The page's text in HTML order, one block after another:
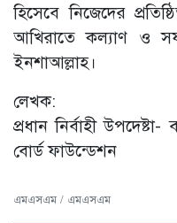
হিসেবে নিজেদের
আখিরাতে কল্যাণ ও
ইনশাআল্লাহ।
লেখক:
প্রধান নির্বাহী
বোর্ড ফাউন্ডেশন
এমএসএম / এমএসএম